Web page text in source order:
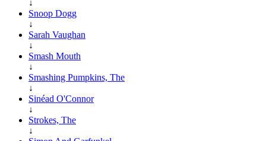
↓
Snoop Dogg
↓
Sarah Vaughan
↓
Smash Mouth
↓
Smashing Pumpkins, The
↓
Sinéad O'Connor
↓
Strokes, The
↓